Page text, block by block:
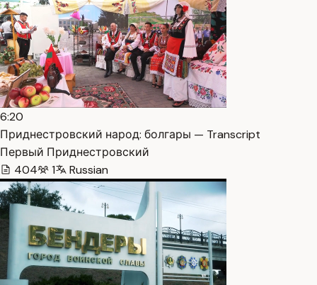
6:20
Приднестровский народ: болгары — Transcript
Первый Приднестровский
404
1 Russian